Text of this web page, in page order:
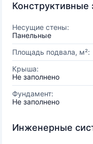
Конструктивные
Несущие стены:
Панельные
Площадь подвала, м²:
Крыша:
Не заполнено
Фундамент:
Не заполнено
Инженерные